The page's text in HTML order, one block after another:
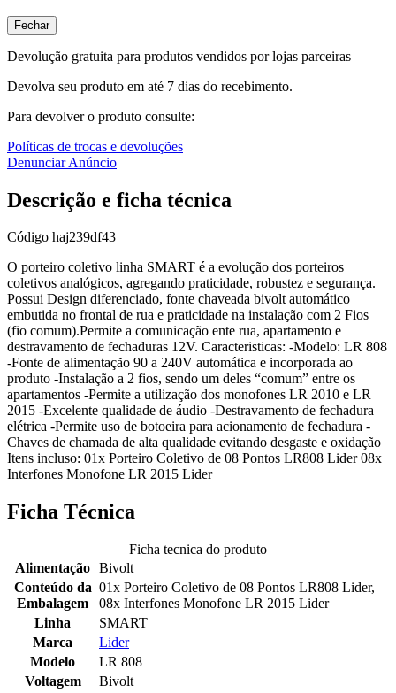
Fechar
Devolução gratuita para produtos vendidos por lojas parceiras
Devolva seu produto em até 7 dias do recebimento.
Para devolver o produto consulte:
Políticas de trocas e devoluções
Denunciar Anúncio
Descrição e ficha técnica
Código haj239df43
O porteiro coletivo linha SMART é a evolução dos porteiros
coletivos analógicos, agregando praticidade, robustez e segurança.
Possui Design diferenciado, fonte chaveada bivolt automático
embutida no frontal de rua e praticidade na instalação com 2 Fios
(fio comum).Permite a comunicação ente rua, apartamento e
destravamento de fechaduras 12V. Caracteristicas: -Modelo: LR 808
-Fonte de alimentação 90 a 240V automática e incorporada ao
produto -Instalação a 2 fios, sendo um deles “comum” entre os
apartamentos -Permite a utilização dos monofones LR 2010 e LR
2015 -Excelente qualidade de áudio -Destravamento de fechadura
elétrica -Permite uso de botoeira para acionamento de fechadura -
Chaves de chamada de alta qualidade evitando desgaste e oxidação
Itens incluso: 01x Porteiro Coletivo de 08 Pontos LR808 Lider 08x
Interfones Monofone LR 2015 Lider
Ficha Técnica
Ficha tecnica do produto
Alimentação Bivolt
Conteúdo da
Embalagem
01x Porteiro Coletivo de 08 Pontos LR808 Lider,
08x Interfones Monofone LR 2015 Lider
Linha
SMART
Marca
Lider
Modelo
LR 808
Voltagem
Bivolt